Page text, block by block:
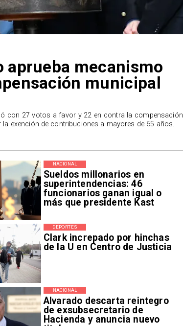
Sueldos millonarios en
superintendencias: 46
funcionarios ganan igual o
más que presidente Kast
NACIONAL
Clark increpado por hinchas
de la U en Centro de Justicia
DEPORTES
Alvarado descarta reintegro
de exsubsecretario de
Hacienda y anuncia nuevo
NACIONAL
aprueba mecanismo
municipal
con 27 votos a favor y 22 en contra la compensación
exención de contribuciones a mayores de 65 años.